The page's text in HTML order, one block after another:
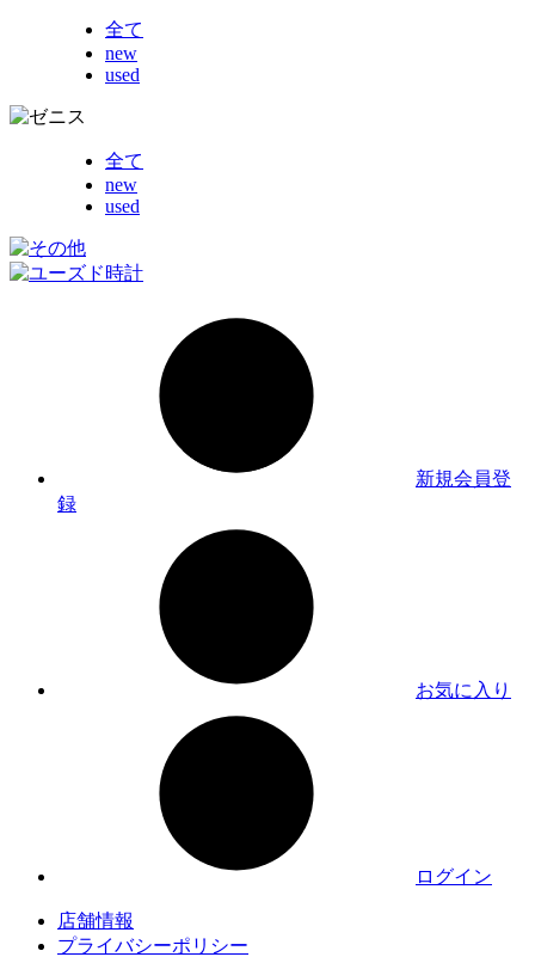
全て
new
used
全て
new
used
新規会員登
録
お気に入り
ログイン
店舗情報
プライバシーポリシー